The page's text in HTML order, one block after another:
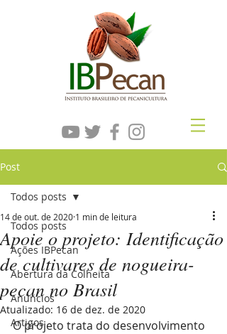
Post
Todos posts
Ações IBPecan
Abertura da Colheita
Anúncios
Artigos
Todos posts
Apoie o projeto: Identificação
de cultivares de nogueira-
pecan no Brasil
14 de out. de 2020 1 min de leitura
Atualizado: 16 de dez. de 2020
O projeto trata do desenvolvimento